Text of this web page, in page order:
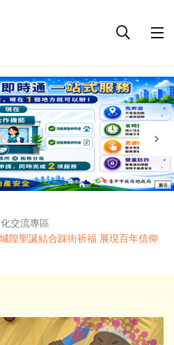
交流專區
隍聖誕結合踩街祈福 展現百年信仰